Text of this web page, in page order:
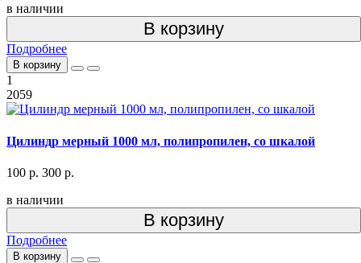
в наличии
В корзину
Подробнее
В корзину
1
2059
Цилиндр мерный 1000 мл, полипропилен, со шкалой
100 р. 300 р.
в наличии
В корзину
Подробнее
В корзину